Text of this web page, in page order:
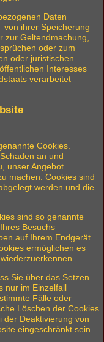
Daten
von ihrer Speicherung
zur Geltendmachung,
oder zum
oder juristischen
Interesses
verarbeitet
Cookies.
an und
unser Angebot
machen. Cookies sind
werden und die
sind so genannte
Besuchs
auf Ihrem Endgerät
ermöglichen es
Sie über das Setzen
nur im Einzelfall
Fälle oder
Löschen der Cookies
der Deaktivierung von
eingeschränkt sein.